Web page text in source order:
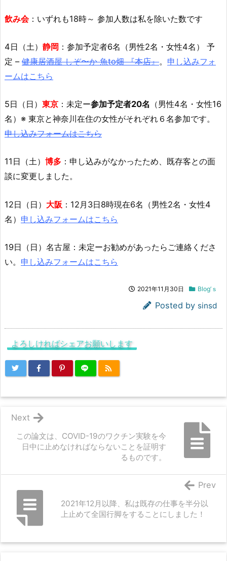
飲み会：いずれも18時～ 参加人数は私を除いた数です
4日（土） 静岡 ：参加予定者6名（男性2名・女性4名） 予
定 – 健康居酒屋 しぞ〜か 魚to畑 『本店』。 申し込みフォ
ームはこちら
5日（日） 東京 ：未定ー参加予定者20名 （男性4名・女性16
名）※ 東京と神奈川在住の女性がそれぞれ６名参加です。
申し込みフォームはこちら
11日（土） 博多 ：申し込みがなかったため、既存客との面
談に変更しました。
12日（日） 大阪 ：12月3日8時現在6名（男性2名・女性4
名） 申し込みフォームはこちら
19日（日）名古屋：未定ーお勧めがあったらご連絡くださ
い。 申し込みフォームはこちら
2021年11月30日 Blog’ｓ
Posted by sinsd
よろしければシェアお願いします
この論文は、COVID-19のワクチン実験を今
日中に止めなければならないことを証明す
るものです。
Next
2021年12月以降、私は既存の仕事を半分以
上止めて全国行脚をすることにしました！
Prev